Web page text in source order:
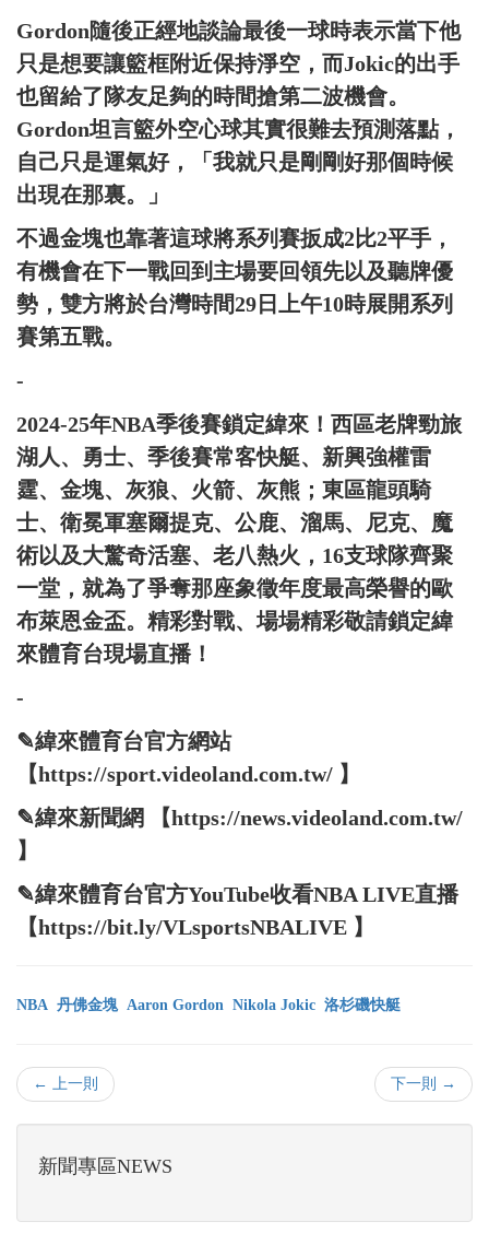
Gordon隨後正經地談論最後一球時表示當下他
只是想要讓籃框附近保持淨空，而Jokic的出手
也留給了隊友足夠的時間搶第二波機會。
Gordon坦言籃外空心球其實很難去預測落點，
自己只是運氣好，「我就只是剛剛好那個時候
出現在那裏。」
不過金塊也靠著這球將系列賽扳成2比2平手，
有機會在下一戰回到主場要回領先以及聽牌優
勢，雙方將於台灣時間29日上午10時展開系列
賽第五戰。
-
2024-25年NBA季後賽鎖定緯來！西區老牌勁旅
湖人、勇士、季後賽常客快艇、新興強權雷
霆、金塊、灰狼、火箭、灰熊；東區龍頭騎
士、衛冕軍塞爾提克、公鹿、溜馬、尼克、魔
術以及大驚奇活塞、老八熱火，16支球隊齊聚
一堂，就為了爭奪那座象徵年度最高榮譽的歐
布萊恩金盃。精彩對戰、場場精彩敬請鎖定緯
來體育台現場直播！
-
✎緯來體育台官方網站
【https://sport.videoland.com.tw/ 】
✎緯來新聞網 【https://news.videoland.com.tw/
】
✎緯來體育台官方YouTube收看NBA LIVE直播
【https://bit.ly/VLsportsNBALIVE 】
NBA 丹佛金塊 Aaron Gordon Nikola Jokic 洛杉磯快艇
← 上一則 下一則 →
新聞專區NEWS